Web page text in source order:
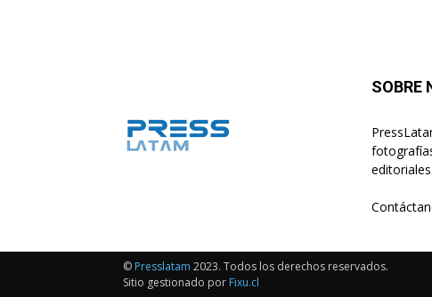
SOBRE
editoriales.
© Presslatam 2023. Todos los derechos reservados.
Sitio gestionado por Fixu.cl